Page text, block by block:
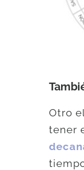
Otro
tener